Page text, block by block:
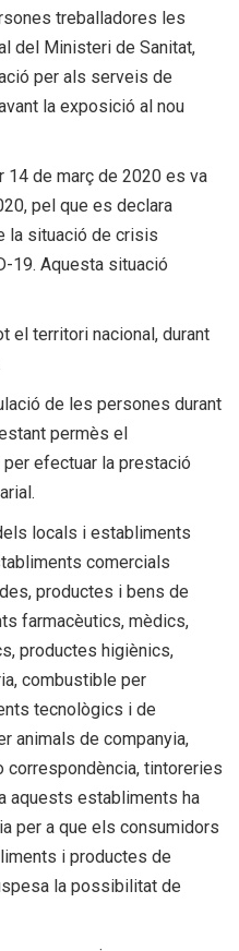
treballadores les
del Ministeri de Sanitat,
per als serveis de
la exposició al nou
14 de març de 2020 es va
pel que es declara
la situació de crisis
19. Aquesta situació
el territori nacional, durant
de les persones durant
permès el
efectuar la prestació
locals i establiments
comercials
productes i bens de
farmacèutics, mèdics,
productes higiènics,
combustible per
tecnològics i de
animals de companyia,
correspondència, tintoreries
aquests establiments ha
per a que els consumidors
i productes de
la possibilitat de